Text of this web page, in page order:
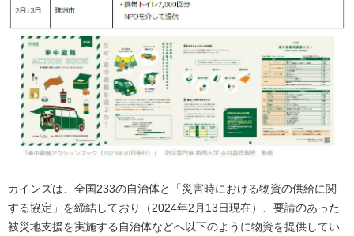
カインズは、全国233の自治体と「災害時における物資の供給に関
する協定」を締結しており（2024年2月13日現在）、要請のあった
被災地支援を実施する自治体などへ以下のように物資を提供してい